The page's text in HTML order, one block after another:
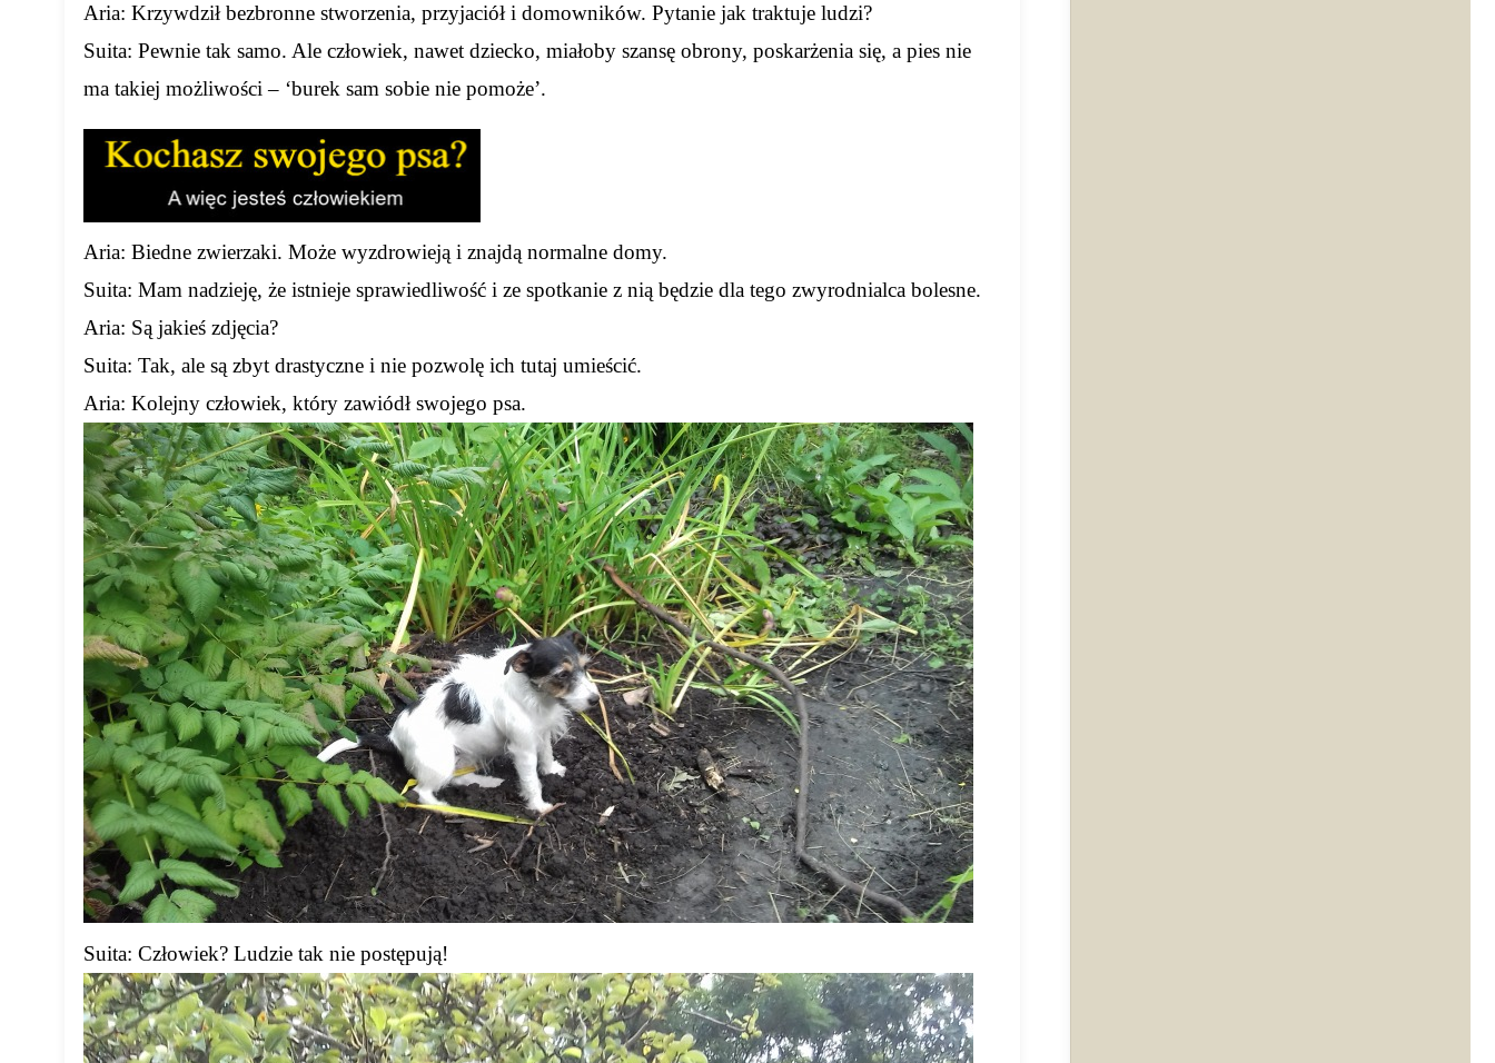
Aria: Krzywdził bezbronne stworzenia, przyjaciół i domowników. Pytanie jak traktuje ludzi?
Suita: Pewnie tak samo. Ale człowiek, nawet dziecko, miałoby szansę obrony, poskarżenia się, a pies nie
ma takiej możliwości – ‘burek sam sobie nie pomoże’.
Aria: Biedne zwierzaki. Może wyzdrowieją i znajdą normalne domy.
Suita: Mam nadzieję, że istnieje sprawiedliwość i ze spotkanie z nią będzie dla tego zwyrodnialca bolesne.
Aria: Są jakieś zdjęcia?
Suita: Tak, ale są zbyt drastyczne i nie pozwolę ich tutaj umieścić.
Aria: Kolejny człowiek, który zawiódł swojego psa.
Suita: Człowiek? Ludzie tak nie postępują!